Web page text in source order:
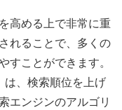
高める上で非常に重
れることで、多くの
すことができます。
は、検索順位を上げ
エンジンのアルゴリ